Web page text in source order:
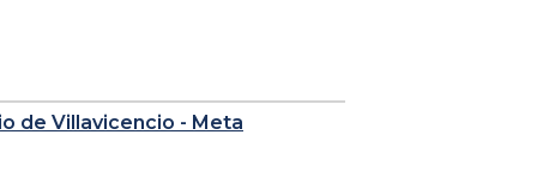
de Villavicencio - Meta